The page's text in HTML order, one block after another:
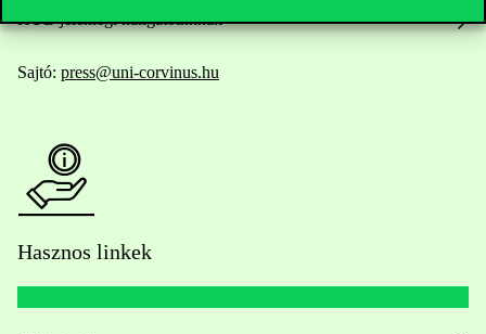
HUB jelenlegi hallgatóinknak
Sajtó: press@uni-corvinus.hu
Hasznos linkek